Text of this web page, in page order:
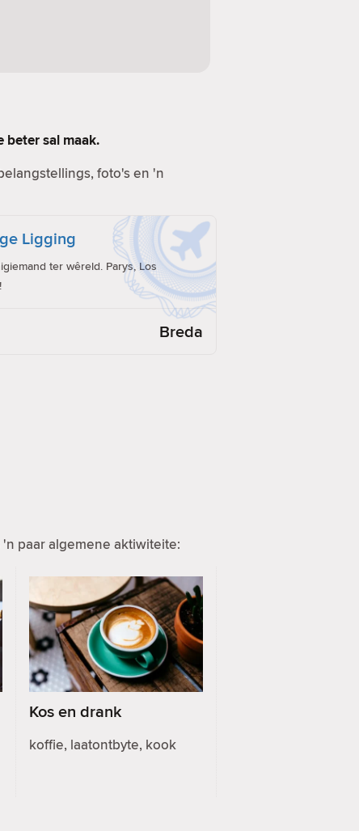
beter sal maak.
foto's en 'n
Ligging
ter wêreld. Parys, Los
Breda
paar algemene aktiwiteite:
Kos en drank
koffie, laatontbyte, kook